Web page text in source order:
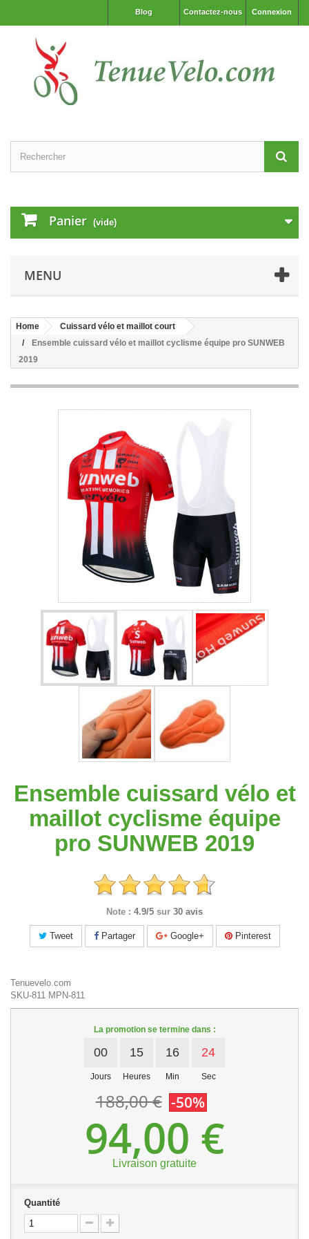
Connexion
Contactez-nous
Blog
Panier (vide)
MENU
Home
Cuissard vélo et maillot court
Ensemble cuissard vélo et maillot cyclisme équipe pro SUNWEB
2019
Ensemble cuissard vélo et
maillot cyclisme équipe
pro SUNWEB 2019
Note : 4.9/5 sur 30 avis
Tweet Partager Google+ Pinterest
Tenuevelo.com
SKU-811 MPN-811
La promotion se termine dans :
00
Jours
15
Heures
16
Min
24
Sec
188,00 € -50%
94,00 €
Livraison gratuite
Quantité